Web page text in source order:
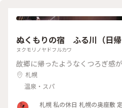
ぬくもりの宿 ふる川（日帰
ヌクモリノヤドフルカワ
故郷に帰ったようなくつろぎ感
札幌
温泉・スパ
札幌 私の休日 札幌の奥座敷